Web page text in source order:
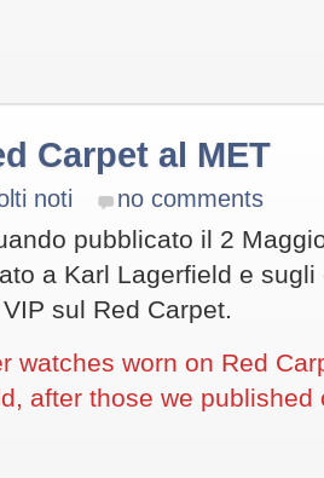
Carpet al MET
noti no comments
pubblicato il 2
a Karl Lagerfield e
sul Red Carpet.
watches worn on Red
after those we published